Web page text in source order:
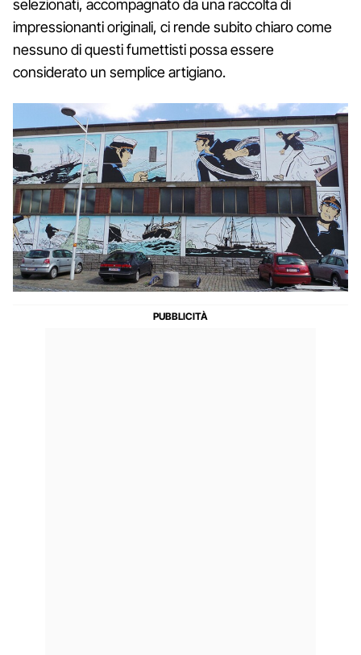
selezionati, accompagnato da una raccolta di
impressionanti originali, ci rende subito chiaro come
nessuno di questi fumettisti possa essere
considerato un semplice artigiano.